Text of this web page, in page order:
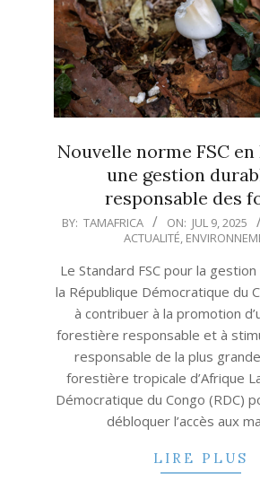
Nouvelle norme FSC en
une gestion
responsable des
2025-
09
BY: TAMAFRICA ON: JUL 9, 2025
ACTUALITÉ,
Le Standard FSC pour la
la République Démocratique du
à contribuer à la promotion
forestière responsable et à
responsable de la plus
forestière tropicale d’Afrique
Démocratique du Congo (RDC)
débloquer l’accès aux
LIRE PLUS